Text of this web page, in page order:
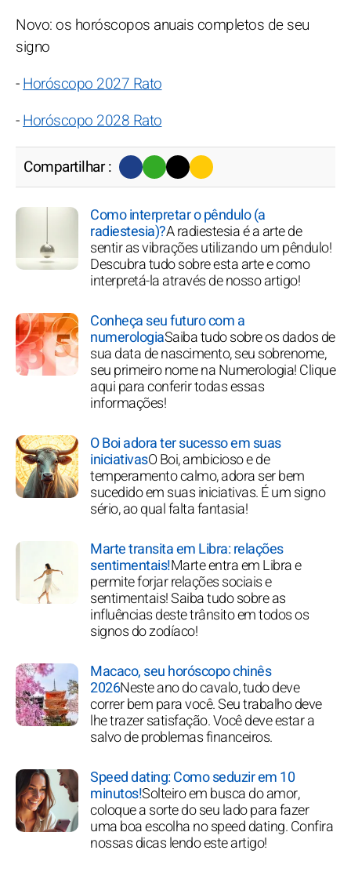
Novo: os horóscopos anuais completos de seu
signo
-Horóscopo 2027 Rato
-Horóscopo 2028 Rato
Compartilhar :
Como interpretar o pêndulo (a
radiestesia)?A radiestesia é a arte de
sentir as vibrações utilizando um pêndulo!
Descubra tudo sobre esta arte e como
interpretá-la através de nosso artigo!
Conheça seu futuro com a
numerologiaSaiba tudo sobre os dados de
sua data de nascimento, seu sobrenome,
seu primeiro nome na Numerologia! Clique
aqui para conferir todas essas
informações!
O Boi adora ter sucesso em suas
iniciativasO Boi, ambicioso e de
temperamento calmo, adora ser bem
sucedido em suas iniciativas. É um signo
sério, ao qual falta fantasia!
Marte transita em Libra: relações
sentimentais!Marte entra em Libra e
permite forjar relações sociais e
sentimentais! Saiba tudo sobre as
influências deste trânsito em todos os
signos do zodíaco!
Macaco, seu horóscopo chinês
2026Neste ano do cavalo, tudo deve
correr bem para você. Seu trabalho deve
lhe trazer satisfação. Você deve estar a
salvo de problemas financeiros.
Speed dating: Como seduzir em 10
minutos!Solteiro em busca do amor,
coloque a sorte do seu lado para fazer
uma boa escolha no speed dating. Confira
nossas dicas lendo este artigo!